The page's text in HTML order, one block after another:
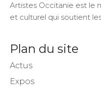
Artistes Occitanie est le
et culturel qui soutient
Plan du site
Actus
Expos